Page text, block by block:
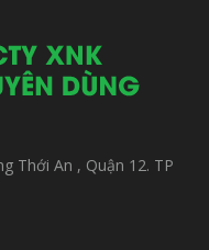
Thới An , Quận 12. TP